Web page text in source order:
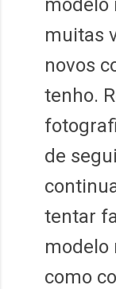
modelo
muitas
novos
tenho.
de
tentar
modelo
como